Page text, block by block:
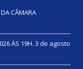
CÂMARA
ÀS 19H. 3 de agosto